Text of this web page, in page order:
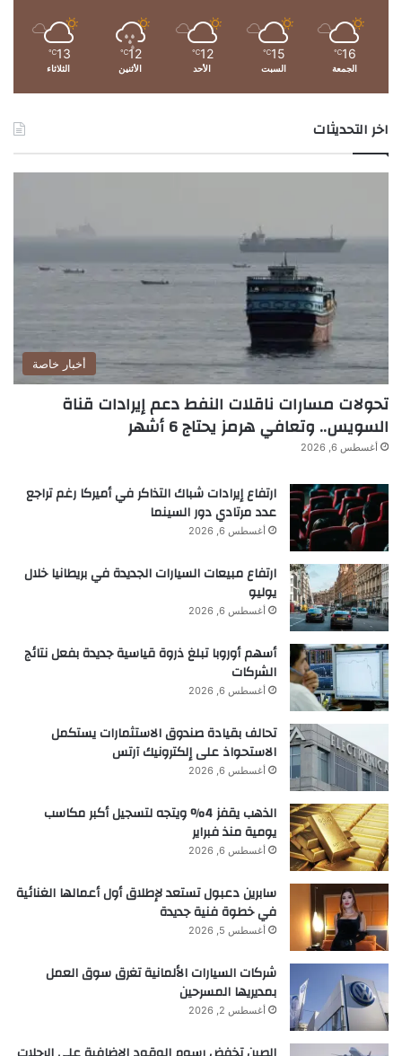
16
℃
الجمعة
15
℃
السبت
12
℃
الأحد
12
℃
الأثنين
13
℃
الثلاثاء
اخر التحديثات
أخبار خاصة
تحولات مسارات ناقلات النفط دعم إيرادات قناة
السويس.. وتعافي هرمز يحتاج 6 أشهر
أغسطس 6, 2026
ارتفاع إيرادات شباك التذاكر في أميركا رغم تراجع
عدد مرتادي دور السينما
أغسطس 6, 2026
ارتفاع مبيعات السيارات الجديدة في بريطانيا خلال
يوليو
أغسطس 6, 2026
أسهم أوروبا تبلغ ذروة قياسية جديدة بفعل نتائج
الشركات
أغسطس 6, 2026
تحالف بقيادة صندوق الاستثمارات يستكمل
الاستحواذ على إلكترونيك آرتس
أغسطس 6, 2026
الذهب يقفز 4% ويتجه لتسجيل أكبر مكاسب
يومية منذ فبراير
أغسطس 6, 2026
سابرين دعبول تستعد لإطلاق أول أعمالها الغنائية
في خطوة فنية جديدة
أغسطس 5, 2026
شركات السيارات الألمانية تغرق سوق العمل
بمديريها المسرحين
أغسطس 2, 2026